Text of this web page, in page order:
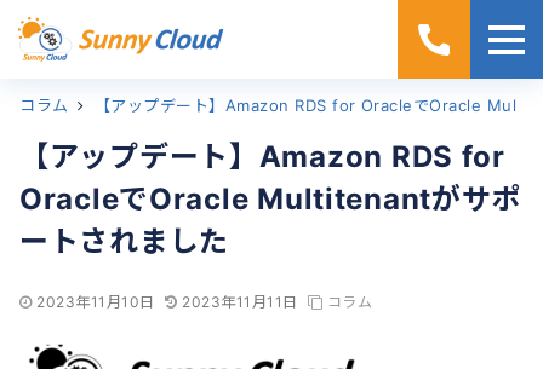
ホーム
コラム
【アップデート】Amazon RDS for
OracleでOracle Multitenantがサポ
ートされました
2023年11月10日 2023年11月11日 コラム